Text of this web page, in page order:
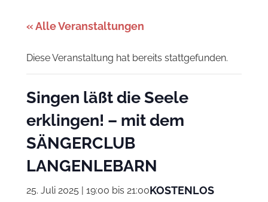
des
Miteinanders
gestalten
« Alle Veranstaltungen
Diese Veranstaltung hat bereits stattgefunden.
Singen läßt die Seele
erklingen! – mit dem
SÄNGERCLUB
LANGENLEBARN
25. Juli 2025 | 19:00 bis 21:00KOSTENLOS